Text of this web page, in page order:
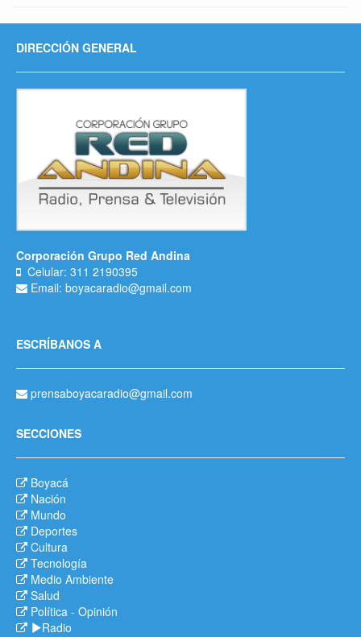
DIRECCIÓN GENERAL
Corporación Grupo Red Andina
Celular: 311 2190395
Email: boyacaradio@gmail.com
ESCRÍBANOS A
prensaboyacaradio@gmail.com
SECCIONES
Boyacá
Nación
Mundo
Deportes
Cultura
Tecnología
Medio Ambiente
Salud
Política - Opinión
Radio